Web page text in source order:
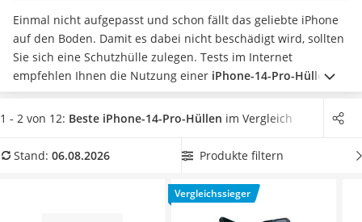
Powerstation mit Solarpanel
Gaming-PC
Soundbar
17-Zoll-Laptop
Satellitenschüssel
Gaming-Headset
Tablets unter 200 Euro
Einmal nicht aufgepasst und schon fällt das geliebte iPhone
auf den Boden. Damit es dabei nicht beschädigt wird, sollten
Sie sich eine Schutzhülle zulegen. Tests im Internet
empfehlen Ihnen die Nutzung einer iPhone-14-Pro-Hülle in
Verbindung mit einer Schutzfolieaus Panzerglas, sodass Ihr
iPhone vollständig geschützt ist. Wählen Sie jetzt eine
damit Sie eine besonders elegante Handyhülle für Ihr
Torras iPhone-14-Pro-MagSafe-Hülle
1 - 2 von 12: Beste iPhone-14-Pro-Hüllen im Vergleich
Stand: 06.08.2026 Produkte filtern
Vergleichssieger